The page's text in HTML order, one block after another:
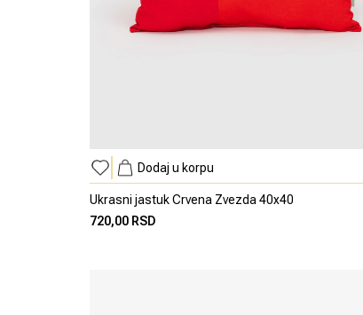
Dodaj u korpu
Ukrasni jastuk Crvena Zvezda 40x40
720,00 RSD